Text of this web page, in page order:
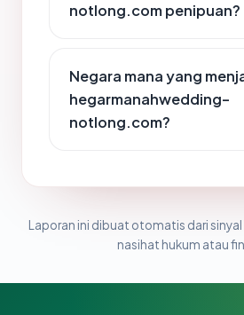
notlong.com penipuan?
Negara mana yang
hegarmanahwedding-
notlong.com?
Laporan ini dibuat otomatis dari
nasihat hukum atau